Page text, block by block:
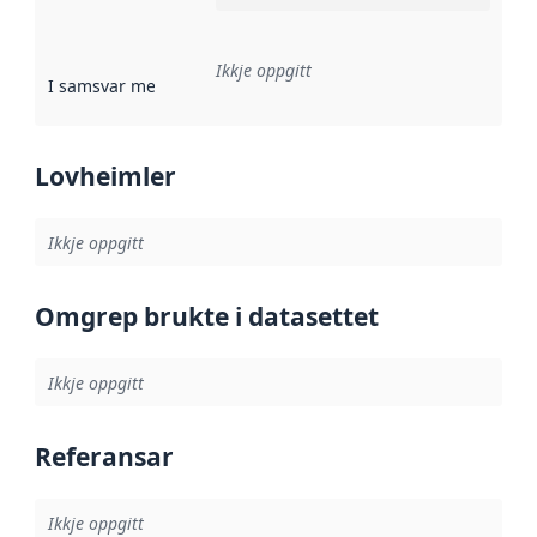
I samsvar med Referanse til ei implementeringsregel eller
Ikkje oppgitt
Lovheimler
Ikkje oppgitt
Omgrep brukte i datasettet
Ikkje oppgitt
Referansar
Ikkje oppgitt